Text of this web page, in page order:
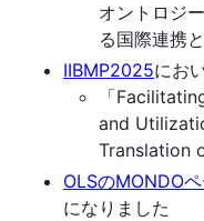
オントロジ
る国際連携と
IIBMP2025にお
「
and
Translation
OLSのMONDO
になりました